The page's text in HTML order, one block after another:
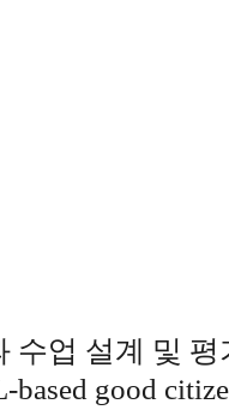
수업 설계 및 평
good